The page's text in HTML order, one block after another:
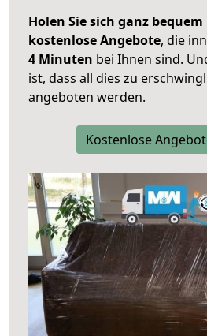
Holen Sie sich ganz
kostenlose Angebote, die
4 Minuten bei Ihnen sind.
ist, dass all dies zu
angeboten werden.
Kostenlose